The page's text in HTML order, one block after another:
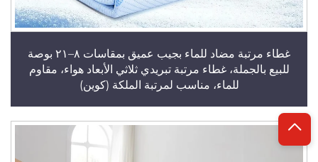
غطاء مرتبة مضاد للماء بجيب عميق بمقاسات ٨–٢١ بوصة
للبيع بالجملة، غطاء مرتبة تبريدي ثلاثي الأبعاد هواء، مقاوم
للماء، مناسب لمرتبة الملكة (كوين)